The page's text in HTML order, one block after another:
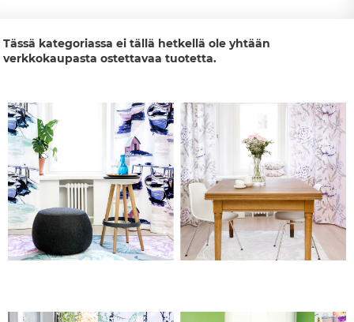
Tässä kategoriassa ei tällä hetkellä ole yhtään
verkkokaupasta ostettavaa tuotetta.